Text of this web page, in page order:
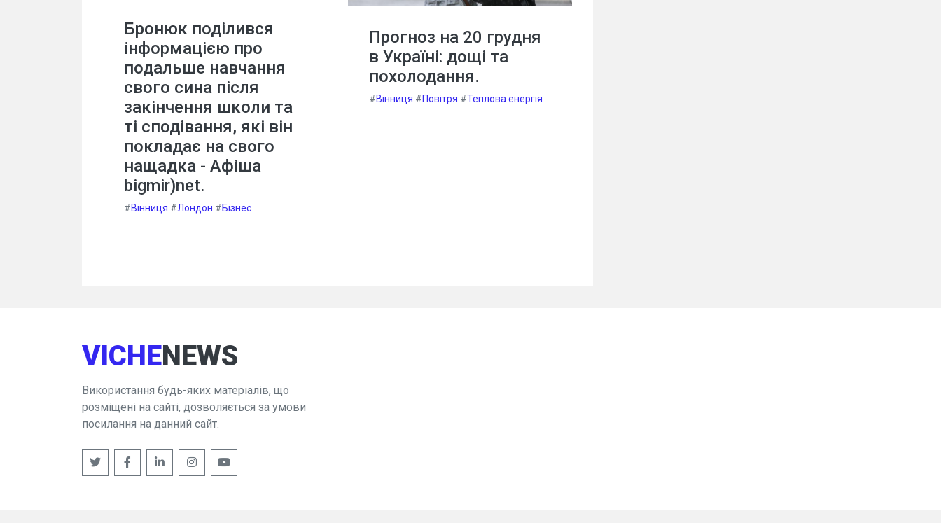
Бронюк поділився
інформацією про
подальше навчання
свого сина після
закінчення школи та
ті сподівання, які він
покладає на свого
нащадка - Афіша
bigmir)net.
#Вінниця #Лондон #Бізнес
Прогноз на 20 грудня
в Україні: дощі та
похолодання.
#Вінниця #Повітря #Теплова енергія
VICHENEWS
Використання будь-яких матеріалів, що
розміщені на сайті, дозволяється за умови
посилання на данний сайт.